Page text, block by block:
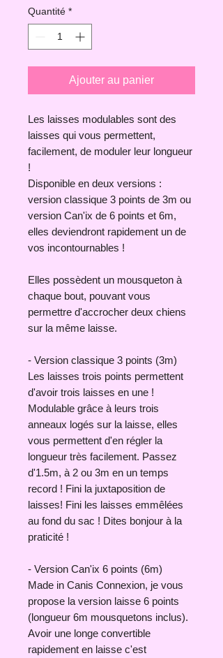
Quantité *
Ajouter au panier
Les laisses modulables sont des
laisses qui vous permettent,
facilement, de moduler leur longueur
!
Disponible en deux versions :
version classique 3 points de 3m ou
version Can'ix de 6 points et 6m,
elles deviendront rapidement un de
vos incontournables !
Elles possèdent un mousqueton à
chaque bout, pouvant vous
permettre d'accrocher deux chiens
sur la même laisse.
- Version classique 3 points (3m)
Les laisses trois points permettent
d'avoir trois laisses en une !
Modulable grâce à leurs trois
anneaux logés sur la laisse, elles
vous permettent d'en régler la
longueur très facilement. Passez
d'1.5m, à 2 ou 3m en un temps
record ! Fini la juxtaposition de
laisses! Fini les laisses emmêlées
au fond du sac ! Dites bonjour à la
praticité !​​
- Version Can'ix 6 points ​(6m)
Made in Canis Connexion, je vous
propose la version laisse 6 points
(longueur 6m mousquetons inclus).
Avoir une longe convertible
rapidement en laisse c'est